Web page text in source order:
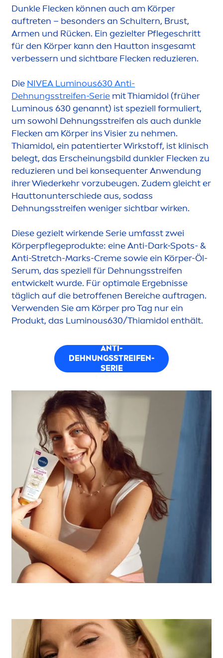
Dunkle Flecken können auch am Körper
auftreten – besonders an Schultern, Brust,
Armen und Rücken. Ein gezielter Pflegeschritt
für den Körper kann den Hautton insgesamt
verbessern und sichtbare Flecken reduzieren.
Die NIVEA Luminous630 Anti-
Dehnungsstreifen-Serie mit Thiamidol (früher
Luminous 630 genannt) ist speziell formuliert,
um sowohl Dehnungsstreifen als auch dunkle
Flecken am Körper ins Visier zu nehmen.
Thiamidol, ein patentierter Wirkstoff, ist klinisch
belegt, das Erscheinungsbild dunkler Flecken zu
reduzieren und bei konsequenter Anwendung
ihrer Wiederkehr vorzubeugen. Zudem gleicht er
Hauttonunterschiede aus, sodass
Dehnungsstreifen weniger sichtbar wirken.
Diese gezielt wirkende Serie umfasst zwei
Körperpflegeprodukte: eine Anti-Dark-Spots- &
Anti-Stretch-Marks-Cremesowie ein Körper-Öl-
Serum, das speziell für Dehnungsstreifen
entwickelt wurde. Für optimale Ergebnisse
täglich auf die betroffenen Bereiche auftragen.
Verwenden Sie am Körper pro Tag nur ein
Produkt, das Luminous630/Thiamidol enthält.
ANTI-
DEHNUNGSSTREIFEN-
SERIE